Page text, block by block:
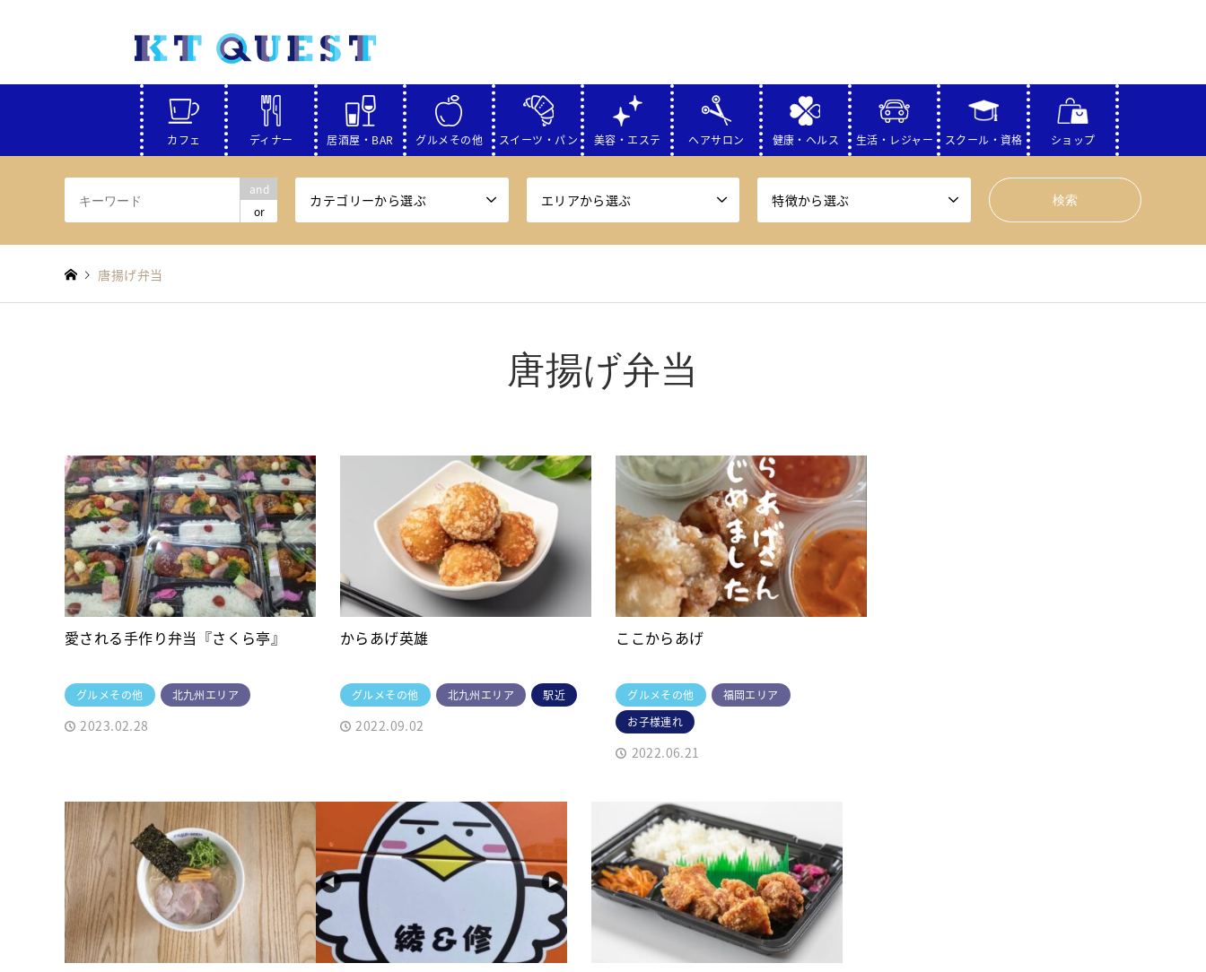
カフェ ディナー 居酒屋・BAR グルメその他 スイーツ・パン 美容・エステ ヘアサロン 健康・ヘルス 生活・レジャー スクール・資格 ショップ
and
or
カテゴリーから選ぶ エリアから選ぶ 特徴から選ぶ
唐揚げ弁当
唐揚げ弁当
愛される手作り弁当『さくら亭』
グルメその他 北九州エリア
2023.02.28
からあげ英雄
グルメその他 北九州エリア 駅近
2022.09.02
ここからあげ
グルメその他
福岡エリア
お子様連れ
2022.06.21